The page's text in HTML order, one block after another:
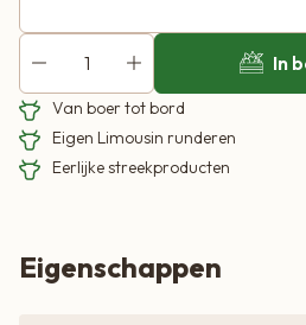
In
Van boer tot bord
Eigen Limousin runderen
Eerlijke streekproducten
Eigenschappen